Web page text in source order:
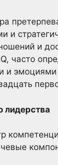
и
и
часто
и
лидерства